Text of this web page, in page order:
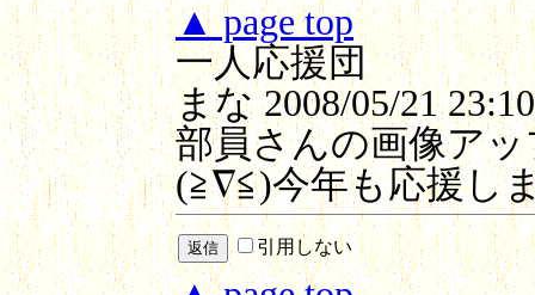
▲ page top
一人応援団
まな2008/05/21
部員さんの画像ア
(≧∇≦)今年も応援し
引用しない